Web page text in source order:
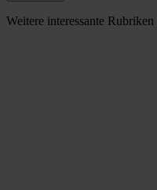
Weitere interessante Rubriken